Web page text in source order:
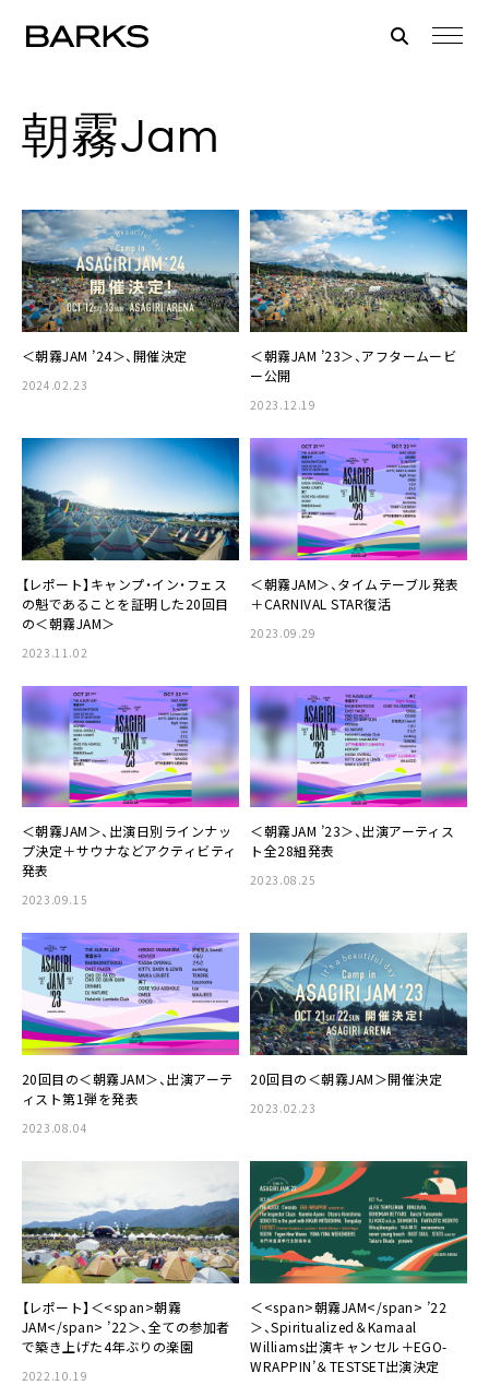
朝霧Jam
＜朝霧JAM ’24＞、開催決定
2024.02.23
＜朝霧JAM ’23＞、アフタームービ
ー公開
2023.12.19
【レポート】キャンプ・イン・フェス
の魁であることを証明した20回目
の＜朝霧JAM＞
2023.11.02
＜朝霧JAM＞、タイムテーブル発表
＋CARNIVAL STAR復活
2023.09.29
＜朝霧JAM＞、出演日別ラインナッ
プ決定＋サウナなどアクティビティ
発表
2023.09.15
＜朝霧JAM ’23＞、出演アーティス
ト全28組発表
2023.08.25
20回目の＜朝霧JAM＞、出演アーテ
ィスト第1弾を発表
2023.08.04
20回目の＜朝霧JAM＞開催決定
2023.02.23
【レポート】＜<span>朝霧
JAM</span> ’22＞、全ての参加者
で築き上げた4年ぶりの楽園
2022.10.19
＜<span>朝霧JAM</span> ’22
＞、Spiritualized＆Kamaal
Williams出演キャンセル＋EGO-
WRAPPIN’＆TESTSET出演決定